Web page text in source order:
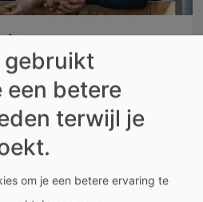
gebruikt
een betere
terwijl je
om je een betere ervaring te